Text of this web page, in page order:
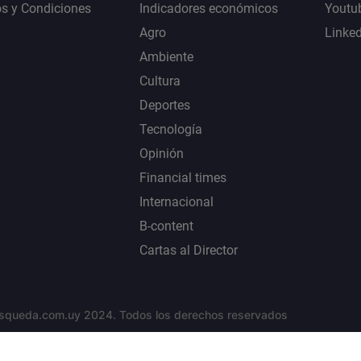
y Condiciones
Indicadores económicos
Agro
Ambiente
Cultura
Deportes
Tecnología
Opinión
Financial times
Internacional
B-content
Cartas al Director
2024. Todos los derechos reservados